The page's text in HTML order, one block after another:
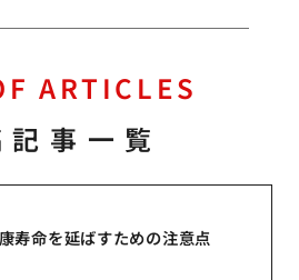
ARTICLES
記事一覧
寿命を延ばすための注意点